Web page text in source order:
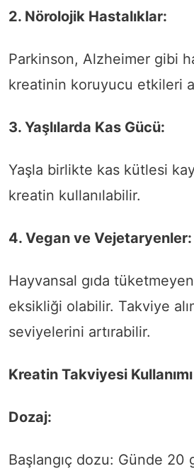
2. Nörolojik Hastalıklar:
Parkinson, Alzheimer gibi
kreatinin koruyucu etkileri
3. Yaşlılarda Kas Gücü:
Yaşla birlikte kas kütlesi
kreatin kullanılabilir.
4. Vegan ve Vejetaryenler:
Hayvansal gıda
eksikliği olabilir. Takviye
seviyelerini artırabilir.
Kreatin Takviyesi Kullanımı
Dozaj:
Başlangıç dozu: Günde 20